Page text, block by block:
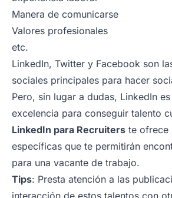
Manera de comunicarse
Valores profesionales
etc.
LinkedIn, Twitter y Facebook son
sociales principales para hacer
Pero, sin lugar a dudas, LinkedIn
excelencia para conseguir talento
LinkedIn para Recruiters te ofrece
específicas que te permitirán
para una vacante de trabajo.
Tips: Presta atención a las
interacción de estos talentos con